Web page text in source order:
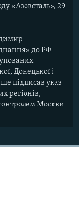
«Азовсталь», 29
до РФ
Донецької і
підписав указ
регіонів,
Москви